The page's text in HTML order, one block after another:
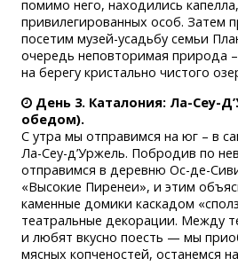
помимо него, находились
привилегированных особ. Затем
посетиммузей-усадьбу семьи
очередь неповторимая природа
на берегу кристально чистого
День 3. Каталония: Ла-Сеу-
обедом).
С утра мы отправимся на юг – в
Ла-Сеу-д’Уржель. Побродив по
отправимся в деревнюОс-де-
«Высокие Пиренеи», и этим
каменные домики каскадом
театральные декорации. Между
и любят вкусно поесть — мы
мясных копченостей, останемся